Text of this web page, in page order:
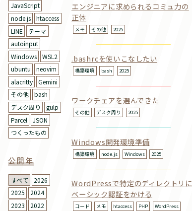
JavaScript
node.js
htaccess
LINE
テーマ
autoinput
Windows
WSL2
ubuntu
neovim
alacritty
Gemini
その他
bash
デスク周り
gulp
Parcel
JSON
つくったもの
公開年
すべて
2026
2025
2024
2023
2022
エンジニアに求められるコミュ力の
正体
メモ その他 2025
.bashrcを使いこなしたい
構築環境 bash 2025
ワークチェアを選んできた
その他 デスク周り 2025
Windows開発環境準備
構築環境 node.js Windows 2025
WordPressで特定のディレクトリに
ベーシック認証をかける
コード メモ htaccess PHP WordPress